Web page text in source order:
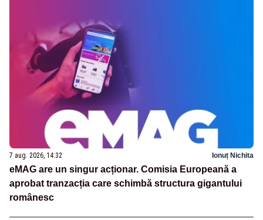
7 aug. 2026, 14:32 Ionuț Nichita
eMAG are un singur acționar. Comisia Europeană a
aprobat tranzacția care schimbă structura gigantului
românesc